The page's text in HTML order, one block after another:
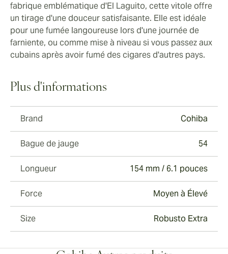
fabrique emblématique d'El Laguito, cette vitole offre
un tirage d'une douceur satisfaisante. Elle est idéale
pour une fumée langoureuse lors d'une journée de
farniente, ou comme mise à niveau si vous passez aux
cubains après avoir fumé des cigares d'autres pays.
Plus d'informations
Brand Cohiba
Bague de jauge 54
Longueur 154 mm / 6.1 pouces
Force Moyen à Élevé
Size Robusto Extra